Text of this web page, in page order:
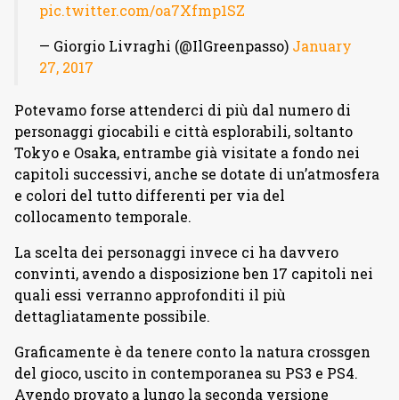
pic.twitter.com/oa7Xfmp1SZ
— Giorgio Livraghi (@IlGreenpasso) January
27, 2017
Potevamo forse attenderci di più dal numero di
personaggi giocabili e città esplorabili, soltanto
Tokyo e Osaka, entrambe già visitate a fondo nei
capitoli successivi, anche se dotate di un’atmosfera
e colori del tutto differenti per via del
collocamento temporale.
La scelta dei personaggi invece ci ha davvero
convinti, avendo a disposizione ben 17 capitoli nei
quali essi verranno approfonditi il più
dettagliatamente possibile.
Graficamente è da tenere conto la natura crossgen
del gioco, uscito in contemporanea su PS3 e PS4.
Avendo provato a lungo la seconda versione